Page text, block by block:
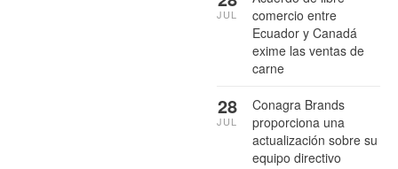
comercio entre
Ecuador y Canadá
exime las ventas de
carne
JUL
Conagra Brands
proporciona una
actualización sobre su
equipo directivo
28
JUL